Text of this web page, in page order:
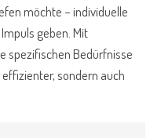
möchte – individuelle
geben. Mit
spezifischen Bedürfnisse
sondern auch